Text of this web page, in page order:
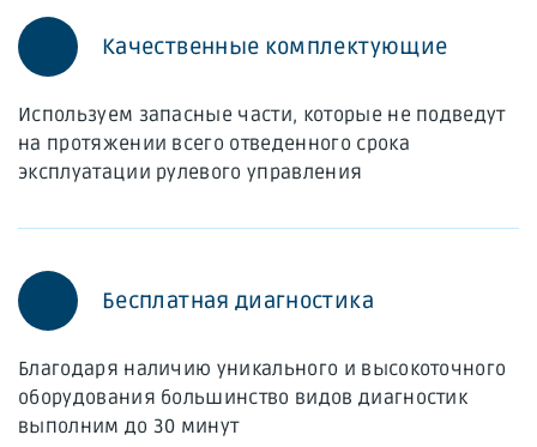
Качественные комплектующие
Используем запасные части, которые не подведут
на протяжении всего отведенного срока
эксплуатации рулевого управления
Бесплатная диагностика
Благодаря наличию уникального и высокоточного
оборудования большинство видов диагностик
выполним до 30 минут